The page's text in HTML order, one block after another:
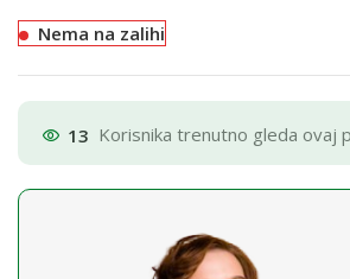
Nema na zalihi
13 Korisnika trenutno gleda ovaj